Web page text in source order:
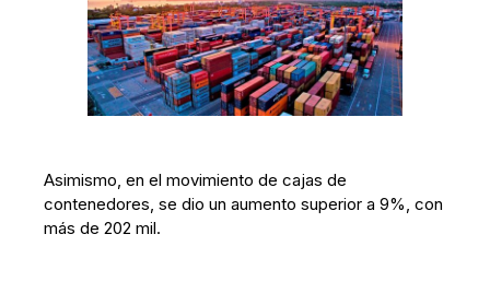
Asimismo, en el movimiento de cajas de
contenedores, se dio un aumento superior a 9%, con
más de 202 mil.